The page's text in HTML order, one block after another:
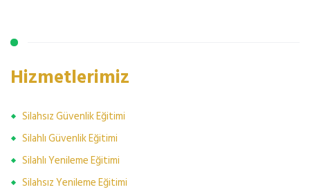
Hizmetlerimiz
Silahsız Güvenlik Eğitimi
Silahlı Güvenlik Eğitimi
Silahlı Yenileme Eğitimi
Silahsız Yenileme Eğitimi